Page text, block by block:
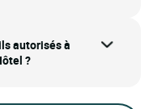
autorisés à
?